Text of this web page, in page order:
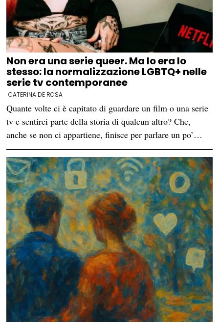
Non era una serie queer. Ma lo era lo
stesso: la normalizzazione LGBTQ+ nelle
serie tv contemporanee
CATERINA DE ROSA
Quante volte ci è capitato di guardare un film o una serie
tv e sentirci parte della storia di qualcun altro? Che,
anche se non ci appartiene, finisce per parlare un po’…